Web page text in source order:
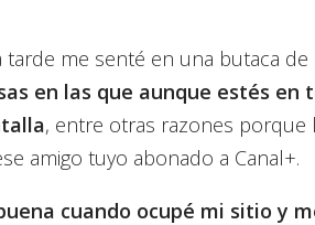
me senté en una butaca
en las que aunque estés en
, entre otras razones
amigo tuyo abonado a Canal+.
cuando ocupé mi sitio y